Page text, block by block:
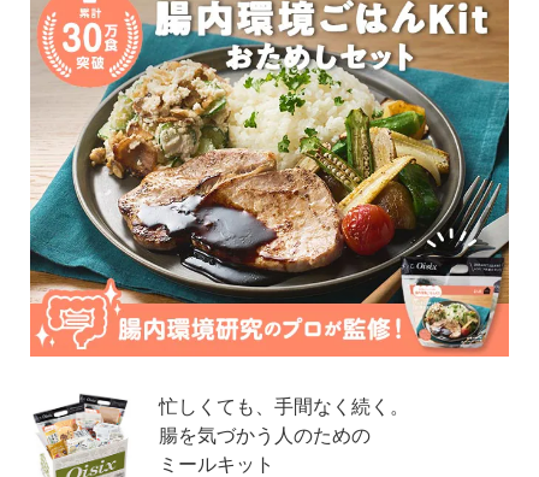
忙しくても、手間なく続く。
腸を気づかう人のための
ミールキット